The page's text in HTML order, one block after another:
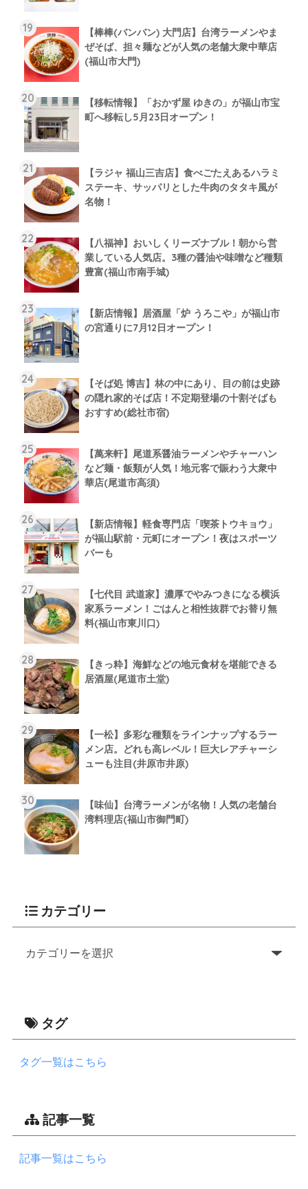
【棒棒(バンバン) 大門店】台湾ラーメンやま
ぜそば、担々麺などが人気の老舗大衆中華店
(福山市大門)
【移転情報】「おかず屋 ゆきの」が福山市宝
町へ移転し5月23日オープン！
【ラジャ 福山三吉店】食べごたえあるハラミ
ステーキ、サッパリとした牛肉のタタキ風が
名物！
【八福神】おいしくリーズナブル！朝から営
業している人気店。3種の醤油や味噌など種類
豊富(福山市南手城)
【新店情報】居酒屋「炉 うろこや」が福山市
の宮通りに7月12日オープン！
【そば処 博吉】林の中にあり、目の前は史跡
の隠れ家的そば店！不定期登場の十割そばも
おすすめ(総社市宿)
【萬来軒】尾道系醤油ラーメンやチャーハン
など麺・飯類が人気！地元客で賑わう大衆中
華店(尾道市高須)
【新店情報】軽食専門店「喫茶トウキョウ」
が福山駅前・元町にオープン！夜はスポーツ
バーも
【七代目 武道家】濃厚でやみつきになる横浜
家系ラーメン！ごはんと相性抜群でお替り無
料(福山市東川口)
【きっ粋】海鮮などの地元食材を堪能できる
居酒屋(尾道市土堂)
【一松】多彩な種類をラインナップするラー
メン店。どれも高レベル！巨大レアチャーシ
ューも注目(井原市井原)
【味仙】台湾ラーメンが名物！人気の老舗台
湾料理店(福山市御門町)
カテゴリー
タグ
タグ一覧はこちら
記事一覧
記事一覧はこちら